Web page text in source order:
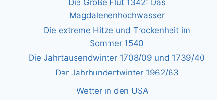
Die Große Flut 1342: Das
Magdalenenhochwasser
Die extreme Hitze und Trockenheit im
Sommer 1540
Die Jahrtausendwinter 1708/09 und 1739/40
Der Jahrhundertwinter 1962/63
Wetter in den USA